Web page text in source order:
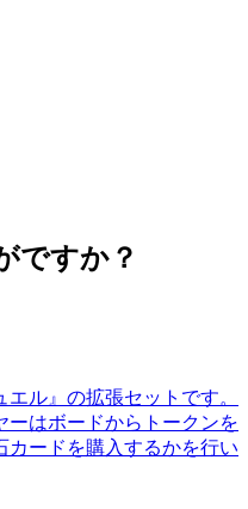
ですか？
ル』の拡張セットです。
ーはボードからトークンを
カードを購入するかを行い